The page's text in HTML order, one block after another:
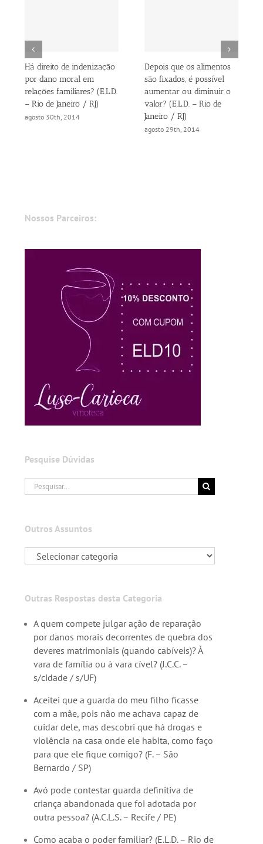
Há direito de indenização
por dano moral em
relações familiares? (E.L.D.
– Rio de Janeiro / RJ)
agosto 30th, 2014
Depois que os alimentos
são fixados, é possível
aumentar ou diminuir o
valor? (E.L.D. – Rio de
Janeiro / RJ)
agosto 29th, 2014
Nossos Parceiros:
Pesquise Dúvidas
Buscar
resultados
Outros Assuntos
Outras Respostas desta Categoria
A quem compete julgar ação de reparação
por danos morais decorrentes de quebra dos
deveres matrimoniais (quando cabíveis)? À
vara de família ou à vara cível? (J.C.C. –
s/cidade / s/UF)
Aceitei que a guarda do meu filho ficasse
com a mãe, pois não me achava capaz de
cuidar dele, mas descobri que há drogas e
violência na casa onde ele habita, como faço
para que ele fique comigo? (F. – São
Bernardo / SP)
Avó pode contestar guarda definitiva de
criança abandonada que foi adotada por
outra pessoa? (A.C.L.S. – Recife / PE)
Como acaba o poder familiar? (E.L.D. – Rio de